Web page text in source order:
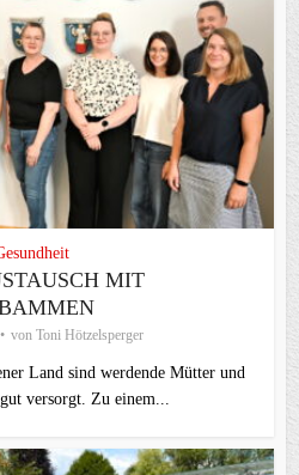
MIT
von Toni Hötzelsperger
Land sind werdende Mütter und
versorgt. Zu einem...